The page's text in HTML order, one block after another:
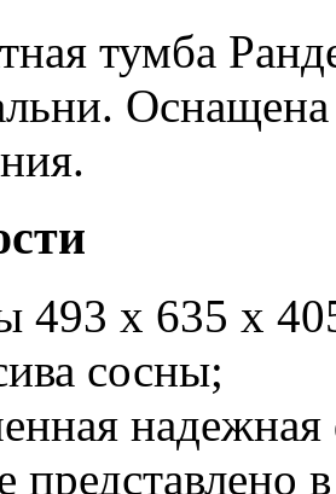
тумба
493 x 635 x
сосны;
представлено